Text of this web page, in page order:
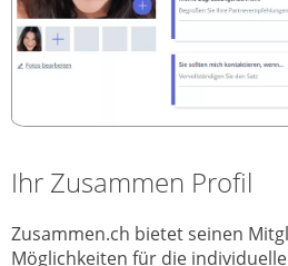
Ihr Zusammen Profil
Zusammen.ch bietet seinen
Möglichkeiten für die